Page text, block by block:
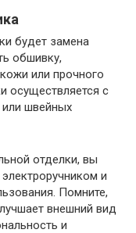
будет замена
обшивку,
или прочного
осуществляется с
или швейных
отделки, вы
и
Помните,
внешний вид
и